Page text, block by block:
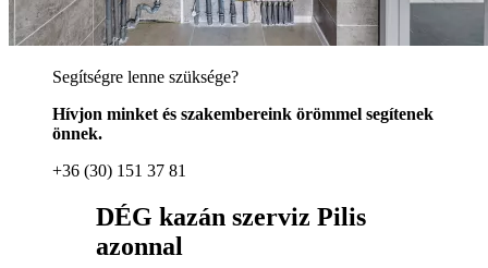
Segítségre lenne szüksége?
Hívjon minket és szakembereink örömmel segítenek
önnek.
+36 (30) 151 37 81
DÉG kazán szerviz Pilis
azonnal